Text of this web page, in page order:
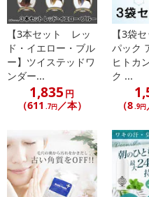
●極端に高温や低温の場所、
い。
●乳幼児の手の届かないとこ
注意事項
【賞味・消費期限のある商品に
のでご了承ください。
【キャンセルについて】
※お申込み後のキャンセルはお
【3本セット レッ
ド・イエロー・ブル
ー】ツイステッドワ
ンダー...
1,835 円
（611 .7円／本）
【3袋
パック
ヒトカ
ク ...
（8.9円